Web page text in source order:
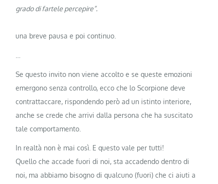
grado di fartele percepire”.
una breve pausa e poi continuo.
Se questo invito non viene accolto e se queste emozioni
emergono senza controllo, ecco che lo Scorpione deve
contrattaccare, rispondendo però ad un istinto interiore,
anche se crede che arrivi dalla persona che ha suscitato
tale comportamento.
In realtà non è mai così. E questo vale per tutti!
Quello che accade fuori di noi, sta accadendo dentro di
noi, ma abbiamo bisogno di qualcuno (fuori) che ci aiuti a